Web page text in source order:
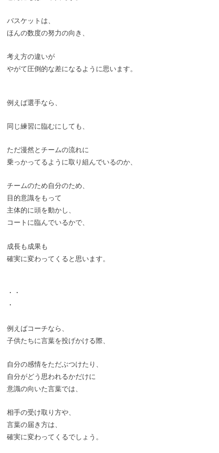
バスケットは、
ほんの数度の努力の向き、
考え方の違いが
やがて圧倒的な差になるように思います。
例えば選手なら、
同じ練習に臨むにしても、
ただ漫然とチームの流れに
乗っかってるように取り組んでいるのか、
チームのため自分のため、
目的意識をもって
主体的に頭を動かし、
コートに臨んでいるかで、
成長も成果も
確実に変わってくると思います。
・・
・
例えばコーチなら、
子供たちに言葉を投げかける際、
自分の感情をただぶつけたり、
自分がどう思われるかだけに
意識の向いた言葉では、
相手の受け取り方や、
言葉の届き方は、
確実に変わってくるでしょう。